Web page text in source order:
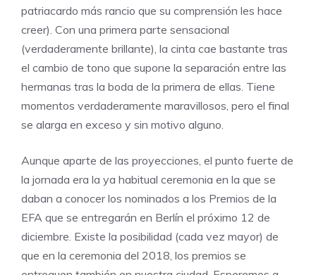
patriacardo más rancio que su comprensión les hace
creer). Con una primera parte sensacional
(verdaderamente brillante), la cinta cae bastante tras
el cambio de tono que supone la separación entre las
hermanas tras la boda de la primera de ellas. Tiene
momentos verdaderamente maravillosos, pero el final
se alarga en exceso y sin motivo alguno.
Aunque aparte de las proyecciones, el punto fuerte de
la jornada era la ya habitual ceremonia en la que se
daban a conocer los nominados a los Premios de la
EFA que se entregarán en Berlín el próximo 12 de
diciembre. Existe la posibilidad (cada vez mayor) de
que en la ceremonia del 2018, los premios se